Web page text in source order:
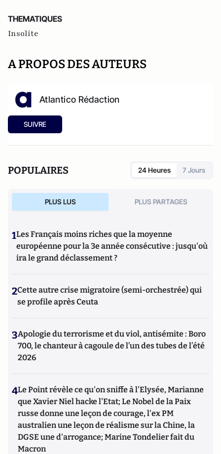
THEMATIQUES
Insolite
A PROPOS DES AUTEURS
Atlantico Rédaction
SUIVRE
POPULAIRES 24 Heures 7 Jours
PLUS LUS PLUS PARTAGES
1Les Français moins riches que la moyenne
européenne pour la 3e année consécutive : jusqu'où
ira le grand déclassement ?
2Cette autre crise migratoire (semi-orchestrée) qui
se profile après Ceuta
3Apologie du terrorisme et du viol, antisémite : Boro
700, le chanteur à cagoule de l’un des tubes de l’été
2026
4Le Point révèle ce qu'on sniffe à l'Elysée, Marianne
que Xavier Niel hacke l'Etat; Le Nobel de la Paix
russe donne une leçon de courage, l'ex PM
australien une leçon de réalisme sur la Chine, la
DGSE une d'arrogance; Marine Tondelier fait du
Macron